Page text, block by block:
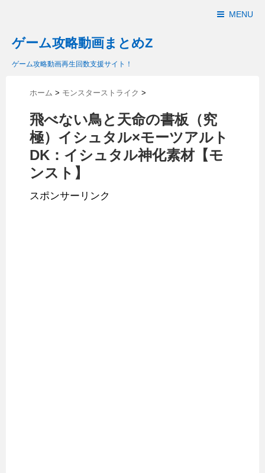
MENU
ゲーム攻略動画まとめZ
ゲーム攻略動画再生回数支援サイト！
ホーム > モンスターストライク >
飛べない鳥と天命の書板（究
極）イシュタル×モーツアルト
DK：イシュタル神化素材【モ
ンスト】
スポンサーリンク